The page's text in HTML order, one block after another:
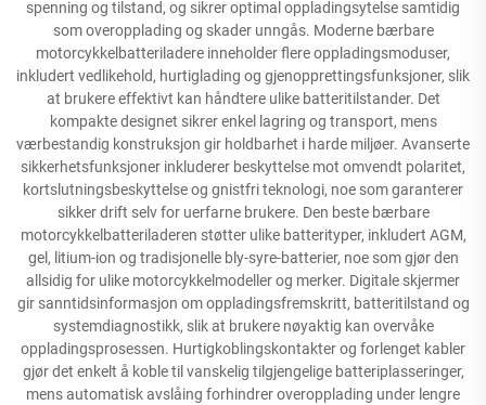
spenning og tilstand, og sikrer optimal oppladingsytelse samtidig
som overopplading og skader unngås. Moderne bærbare
motorcykkelbatteriladere inneholder flere oppladingsmoduser,
inkludert vedlikehold, hurtiglading og gjenopprettingsfunksjoner, slik
at brukere effektivt kan håndtere ulike batteritilstander. Det
kompakte designet sikrer enkel lagring og transport, mens
værbestandig konstruksjon gir holdbarhet i harde miljøer. Avanserte
sikkerhetsfunksjoner inkluderer beskyttelse mot omvendt polaritet,
kortslutningsbeskyttelse og gnistfri teknologi, noe som garanterer
sikker drift selv for uerfarne brukere. Den beste bærbare
motorcykkelbatteriladeren støtter ulike batterityper, inkludert AGM,
gel, litium-ion og tradisjonelle bly-syre-batterier, noe som gjør den
allsidig for ulike motorcykkelmodeller og merker. Digitale skjermer
gir sanntidsinformasjon om oppladingsfremskritt, batteritilstand og
systemdiagnostikk, slik at brukere nøyaktig kan overvåke
oppladingsprosessen. Hurtigkoblingskontakter og forlenget kabler
gjør det enkelt å koble til vanskelig tilgjengelige batteriplasseringer,
mens automatisk avslåing forhindrer overopplading under lengre